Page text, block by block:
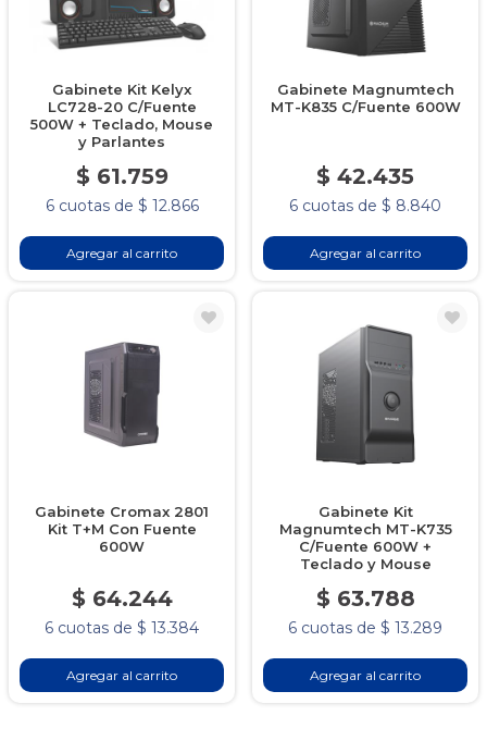
Gabinete Kit Kelyx
LC728-20 C/Fuente
500W + Teclado, Mouse
y Parlantes
$ 61.759
6 cuotas de $ 12.866
Agregar al carrito
Gabinete Magnumtech
MT-K835 C/Fuente 600W
$ 42.435
6 cuotas de $ 8.840
Agregar al carrito
Gabinete Cromax 2801
Kit T+M Con Fuente
600W
$ 64.244
6 cuotas de $ 13.384
Agregar al carrito
Gabinete Kit
Magnumtech MT-K735
C/Fuente 600W +
Teclado y Mouse
$ 63.788
6 cuotas de $ 13.289
Agregar al carrito